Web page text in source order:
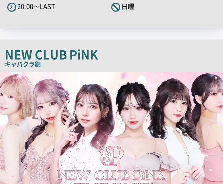
キ
ッ
コ
ピ
ー
20:00～LAST
日曜
NEW CLUB PiNK
キャバクラ錦
検
索
結
果
一
覧
用
画